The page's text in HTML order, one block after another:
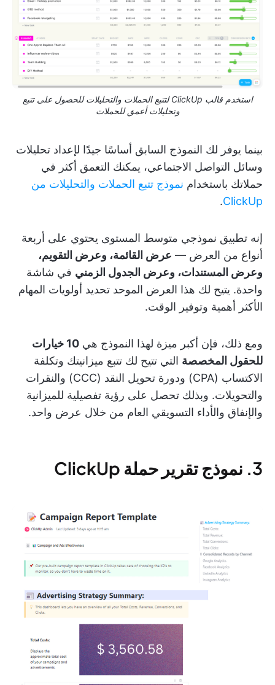
استخدم قالب ClickUp لتتبع الحملات والتحليلات للحصول على تتبع
وتحليلات أعمق للحملات
بينما يوفر لك النموذج السابق أساسًا جيدًا لإعداد تحليلات
وسائل التواصل الاجتماعي، يمكنك التعمق أكثر في
حملاتك باستخدام نموذج تتبع الحملات والتحليلات من
ClickUp
.
إنه تطبيق نموذجي متوسط المستوى يحتوي على أربعة
أنواع من العرض — عرض القائمة، وعرض التقويم،
وعرض المستندات، وعرض الجدول الزمني في شاشة
واحدة. يتيح لك هذا العرض الموحد تحديد أولويات المهام
الأكثر أهمية وتوفير الوقت.
ومع ذلك، فإن أكبر ميزة لهذا النموذج هي
10 خيارات
للحقول المخصصة التي تتيح لك تتبع ميزانيتك وتكلفة
الاكتساب (CPA) ودورة تحويل النقد (CCC) والنقرات
والتحويلات. وبذلك تحصل على رؤية تفصيلية للميزانية
والإنفاق والأداء التسويقي العام من خلال عرض واحد.
3. نموذج تقرير حملة ClickUp